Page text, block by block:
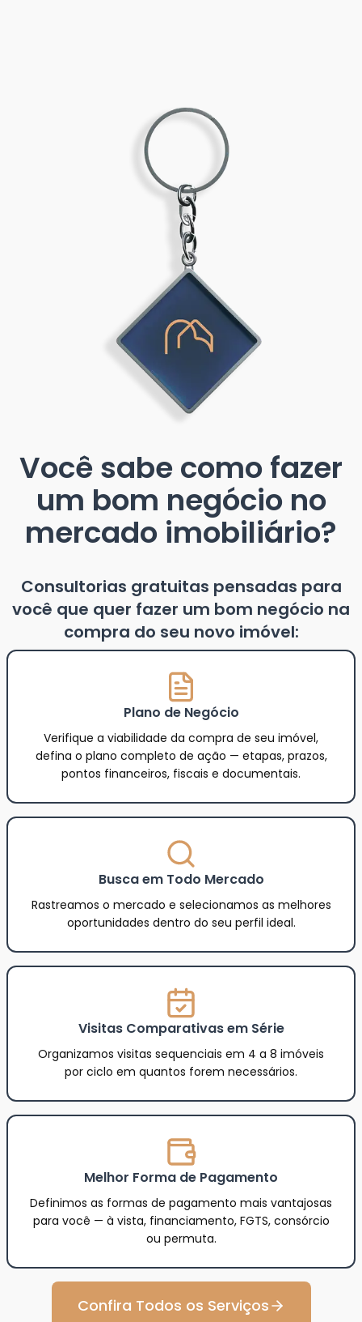
Você sabe como fazer
um bom negócio no
mercado imobiliário?
Consultorias gratuitas pensadas para
você que quer fazer um bom negócio na
compra do seu novo imóvel:
Plano de Negócio
Verifique a viabilidade da compra de seu imóvel,
defina o plano completo de ação — etapas, prazos,
pontos financeiros, fiscais e documentais.
Busca em Todo Mercado
Rastreamos o mercado e selecionamos as melhores
oportunidades dentro do seu perfil ideal.
Visitas Comparativas em Série
Organizamos visitas sequenciais em 4 a 8 imóveis
por ciclo em quantos forem necessários.
Melhor Forma de Pagamento
Definimos as formas de pagamento mais vantajosas
para você — à vista, financiamento, FGTS, consórcio
ou permuta.
Confira Todos os Serviços